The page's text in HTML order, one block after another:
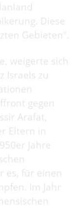
Diese
Gebieten".
weigerte sich
Israels zu
gegen
Arafat,
Eltern in
Jahre
es, für einen
Im Jahr